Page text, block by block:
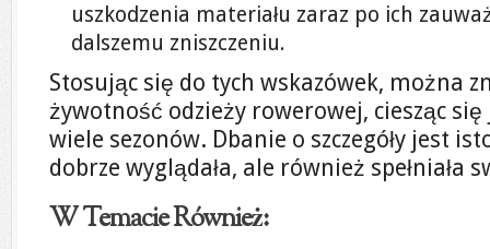
uszkodzenia materiału zaraz po ich
dalszemu zniszczeniu.
Stosując się do tych wskazówek, można
żywotność odzieży rowerowej, ciesząc
wiele sezonów. Dbanie o szczegóły jest
dobrze wyglądała, ale również spełniała
W Temacie Również: